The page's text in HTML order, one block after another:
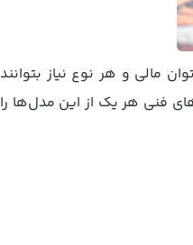
مالی و هر نوع نیاز بتوانند
فنی هر یک از این مدل‌ها را